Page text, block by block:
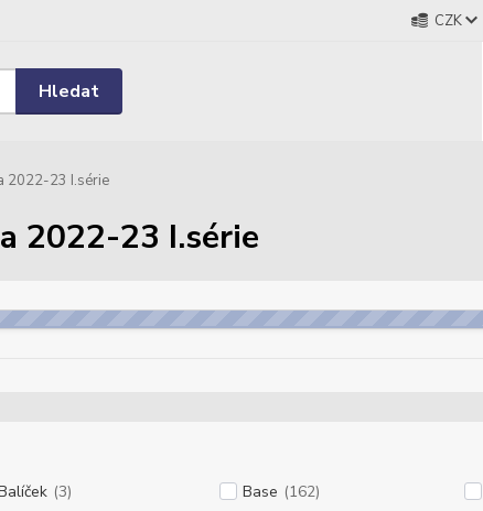
CZK
Hledat
2022-23 I.série
2022-23 I.série
(3) Base (162)